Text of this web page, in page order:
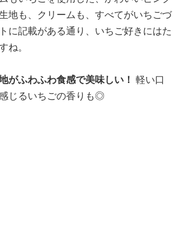
地も、クリームも、すべてがいちごづ
に記載がある通り、いちご好きにはた
ね。
がふわふわ食感で美味しい！ 軽い口
じるいちごの香りも◎